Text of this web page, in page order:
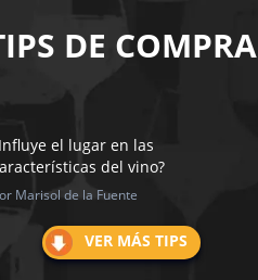
DE COMPRA
el lugar en las
del vino?
Marisol de la Fuente
VER MÁS TIPS